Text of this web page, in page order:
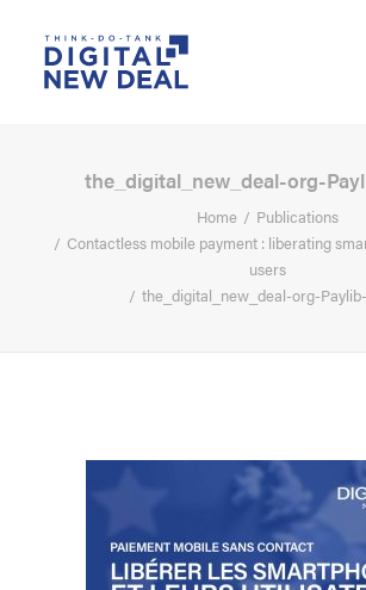
the_digital_new_deal-org-
Home
Publications
Contactless mobile payment : liberating
users
the_digital_new_deal-org-